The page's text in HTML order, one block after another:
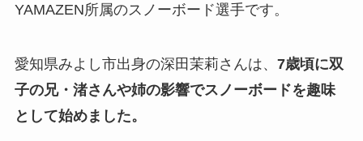
YAMAZEN所属のスノーボード選手です。
愛知県みよし市出身の深田茉莉さんは、 7歳頃に双
子の兄・渚さんや姉の影響でスノーボードを趣味
として始めました。